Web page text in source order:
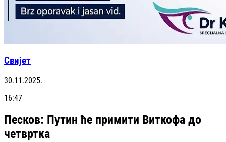
Свијет
30.11.2025.
16:47
Песков: Путин ће примити Виткофа до
четвртка